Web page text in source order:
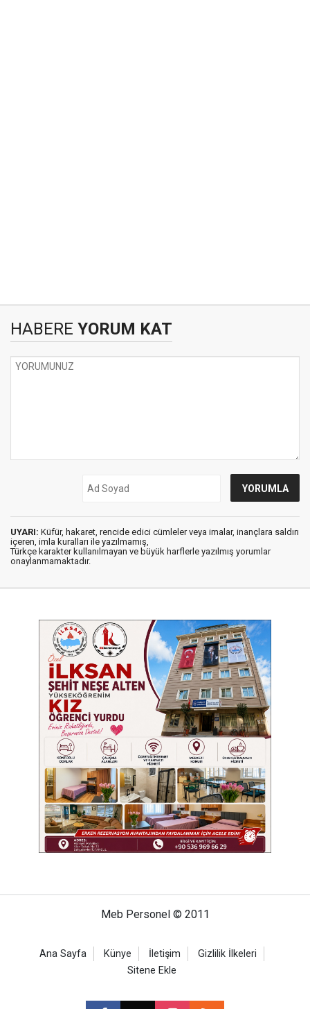
HABERE YORUM KAT
UYARI: Küfür, hakaret, rencide edici cümleler veya imalar, inançlara saldırı
içeren, imla kuralları ile yazılmamış,
Türkçe karakter kullanılmayan ve büyük harflerle yazılmış yorumlar
onaylanmamaktadır.
Meb Personel © 2011
Ana Sayfa Künye İletişim
Gizlilik İlkeleri
Sitene Ekle